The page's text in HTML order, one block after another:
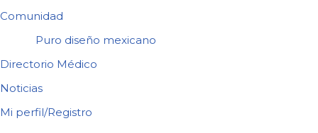
Comunidad
Puro diseño mexicano
Directorio Médico
Noticias
Mi perfil/Registro